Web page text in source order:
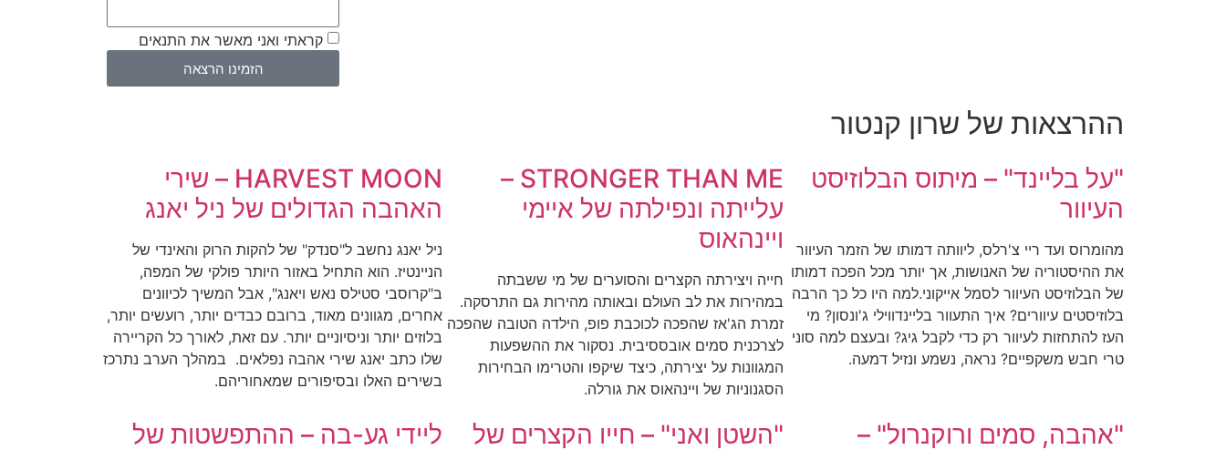
קראתי ואני מאשר את התנאים
הזמינו הרצאה
ההרצאות של שרון קנטור
"על בליינד" – מיתוס הבלוזיסט
העיוור
מהומרוס ועד ריי צ'רלס, ליוותה דמותו של הזמר העיוור
את ההיסטוריה של האנושות, אך יותר מכל הפכה דמותו
של הבלוזיסט העיוור לסמל אייקוני.למה היו כל כך הרבה
בלוזיסטים עיוורים? איך התעוור בליינדווילי ג'ונסון? מי
העז להתחזות לעיוור רק כדי לקבל גיג? ובעצם למה סוני
טרי חבש משקפיים? נראה, נשמע ונזיל דמעה.
STRONGER THAN ME –
עלייתה ונפילתה של איימי
ויינהאוס
חייה ויצירתה הקצרים והסוערים של מי ששבתה
במהירות את לב העולם ובאותה מהירות גם התרסקה.
זמרת הג'אז שהפכה לכוכבת פופ, הילדה הטובה שהפכה
לצרכנית סמים אובססיבית. נסקור את ההשפעות
המגוונות על יצירתה, כיצד שיקפו והטרימו הבחירות
הסגנוניות של ויינהאוס את גורלה.
HARVEST MOON – שירי
האהבה הגדולים של ניל יאנג​
ניל יאנג נחשב ל"סנדק" של להקות הרוק והאינדי של
הניינטיז. הוא התחיל באזור היותר פולקי של המפה,
ב"קרוסבי סטילס נאש ויאנג", אבל המשיך לכיוונים
אחרים, מגוונים מאוד, ברובם כבדים יותר, רועשים יותר,
בלוזים יותר וניסיוניים יותר. עם זאת, לאורך כל הקריירה
שלו כתב יאנג שירי אהבה נפלאים. במהלך הערב נתרכז
בשירים האלו ובסיפורים שמאחוריהם.
"אהבה, סמים ורוקנרול" –
"השטן ואני" – חייו הקצרים של
ליידי גע-בה – ההתפשטות של